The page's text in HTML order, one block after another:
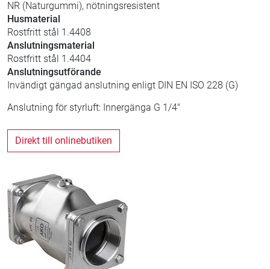
NR (Naturgummi), nötningsresistent
Husmaterial
Rostfritt stål 1.4408
Anslutningsmaterial
Rostfritt stål 1.4404
Anslutningsutförande
Invändigt gängad anslutning enligt DIN EN ISO 228 (G)
Anslutning för styrluft: Innergänga G 1/4"
Direkt till onlinebutiken